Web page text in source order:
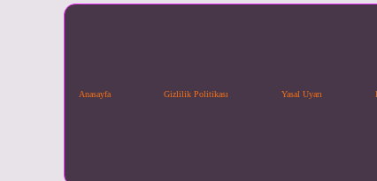
Anasayfa Gizlilik Politikası Yasal Uyarı